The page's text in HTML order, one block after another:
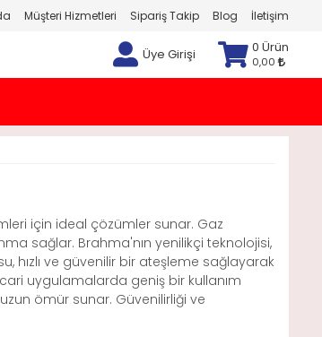
Müşteri Hizmetleri Sipariş Takip Blog İletişim
Üye Girişi 0 Ürün
0,00
için ideal çözümler sunar. Gaz
sağlar. Brahma'nın yenilikçi teknolojisi,
hızlı ve güvenilir bir ateşleme sağlayarak
uygulamalarda geniş bir kullanım
ömür sunar. Güvenilirliği ve